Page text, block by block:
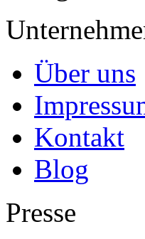
Über uns
Kontakt
Blog
Presse